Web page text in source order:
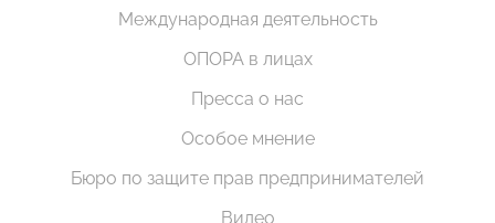
Международная деятельность
ОПОРА в лицах
Пресса о нас
Особое мнение
Бюро по защите прав предпринимателей
Видео